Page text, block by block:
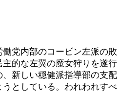
党内部のコービン左派の敗
的な左翼の魔女狩りを遂行
新しい穏健派指導部の支配
としている。われわれすべ